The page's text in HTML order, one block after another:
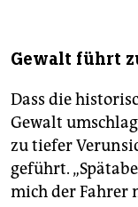
Gewalt führt
Dass die
Gewalt
zu tiefer
geführt.
mich der Fahrer